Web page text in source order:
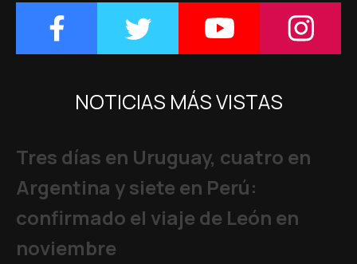
NOTICIAS MÁS VISTAS
Tres días en Uruguay, cuatro en
Argentina y siete en Perú:
confirmado el viaje de León en
noviembre